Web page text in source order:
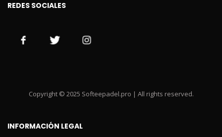
REDES SOCIALES
Copyright © 2025 Softeepadel.pro | All rights reserved.
INFORMACIÓN LEGAL